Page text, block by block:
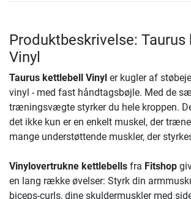
Produktbeskrivelse: Taurus
Vinyl
Taurus kettlebell Vinyl er kugler af
vinyl - med fast håndtagsbøjle. Med de
træningsvægte styrker du hele kroppen.
det ikke kun er en enkelt muskel, der
mange understøttende muskler, der
Vinylovertrukne kettlebells fra Fitshop
en lang række øvelser: Styrk din
biceps-curls, dine skuldermuskler med